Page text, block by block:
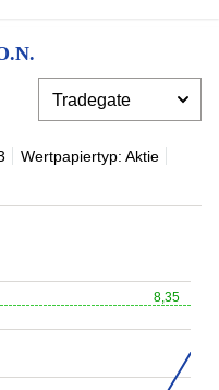
Wertpapiertyp: Aktie
8,35